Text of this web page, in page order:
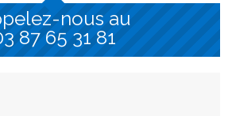
nous au
87 65 31 81